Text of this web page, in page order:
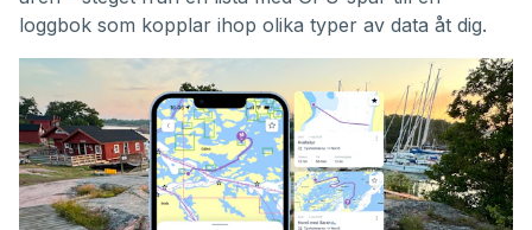
loggbok som kopplar ihop olika typer av data åt dig.